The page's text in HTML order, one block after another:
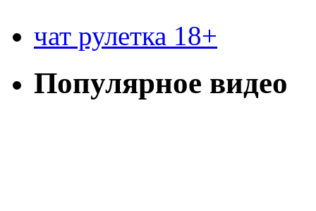
чат рулетка 18+
Популярное видео